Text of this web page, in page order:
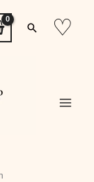
Zoeken
♡